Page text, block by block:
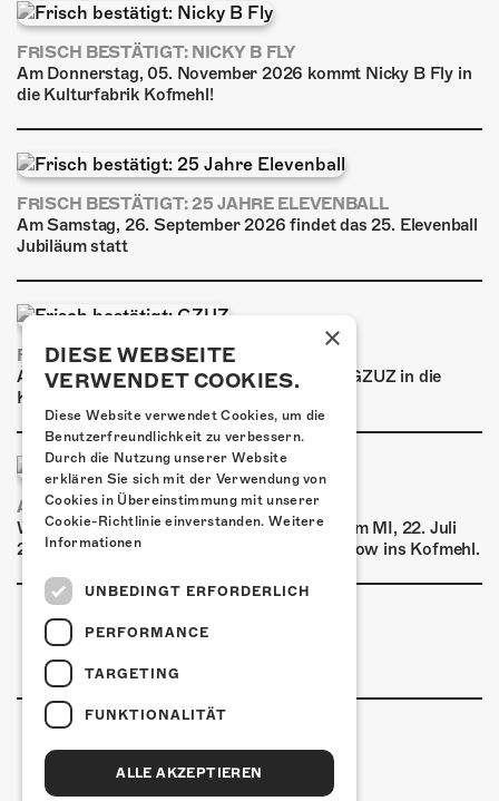
FRISCH BESTÄTIGT: NICKY B FLY
Am Donnerstag, 05. November 2026 kommt Nicky B Fly in
die Kulturfabrik Kofmehl!
FRISCH BESTÄTIGT: 25 JAHRE ELEVENBALL
Am Samstag, 26. September 2026 findet das 25. Elevenball
Jubiläum statt
FRISCH BESTÄTIGT: GZUZ
Am Donnerstag, 29. Oktober 2026 kommt GZUZ in die
Kulturfabrik Kofmehl!
AIRBOURNE - SPECIAL SUMMER SHOW
Wow, das ist ein Ding! Airbourne kommen am MI, 22. Juli
2026 für eine exklusive Special Summer Show ins Kofmehl.
Kulturfabrik Kofmehl
×
DIESE WEBSEITE
VERWENDET COOKIES.
Diese Website verwendet Cookies, um die
Benutzerfreundlichkeit zu verbessern.
Durch die Nutzung unserer Website
erklären Sie sich mit der Verwendung von
Cookies in Übereinstimmung mit unserer
Cookie-Richtlinie einverstanden. Weitere
Informationen
UNBEDINGT ERFORDERLICH
PERFORMANCE
TARGETING
FUNKTIONALITÄT
ALLE AKZEPTIEREN